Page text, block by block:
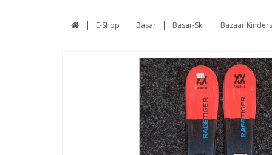
E-Shop Basar Basar-Ski Bazaar